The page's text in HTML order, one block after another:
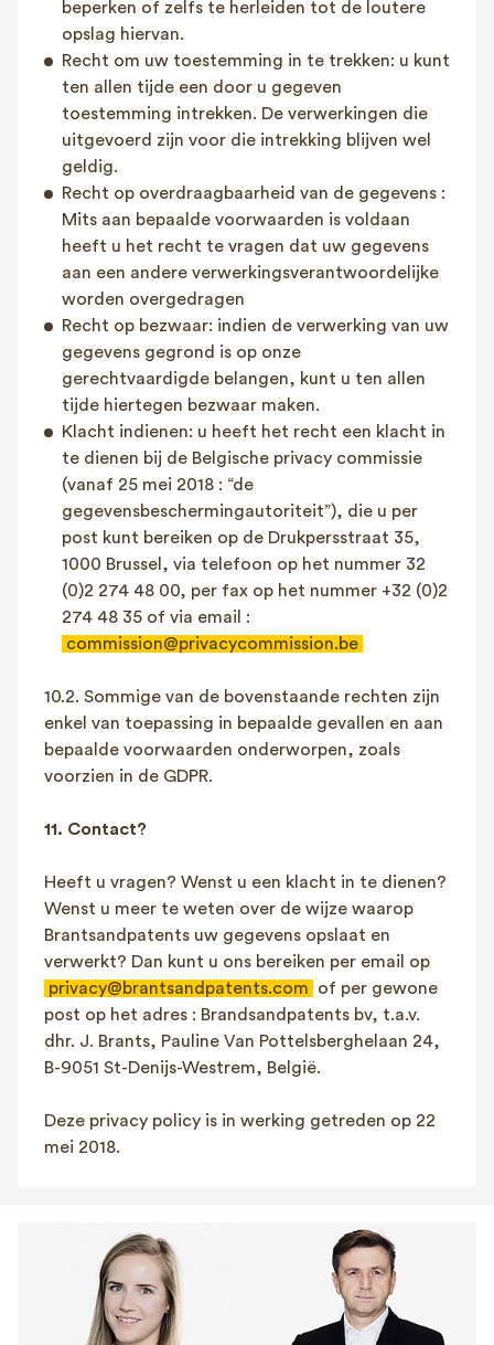
beperken of zelfs te herleiden tot de loutere
opslag hiervan.
Recht om uw toestemming in te trekken: u kunt
ten allen tijde een door u gegeven
toestemming intrekken. De verwerkingen die
uitgevoerd zijn voor die intrekking blijven wel
geldig.
Recht op overdraagbaarheid van de gegevens :
Mits aan bepaalde voorwaarden is voldaan
heeft u het recht te vragen dat uw gegevens
aan een andere verwerkingsverantwoordelijke
worden overgedragen
Recht op bezwaar: indien de verwerking van uw
gegevens gegrond is op onze
gerechtvaardigde belangen, kunt u ten allen
tijde hiertegen bezwaar maken.
Klacht indienen: u heeft het recht een klacht in
te dienen bij de Belgische privacy commissie
(vanaf 25 mei 2018 : “de
gegevensbeschermingautoriteit”), die u per
post kunt bereiken op de Drukpersstraat 35,
1000 Brussel, via telefoon op het nummer 32
(0)2 274 48 00, per fax op het nummer +32 (0)2
274 48 35 of via email :
commission@privacycommission.be
10.2. Sommige van de bovenstaande rechten zijn
enkel van toepassing in bepaalde gevallen en aan
bepaalde voorwaarden onderworpen, zoals
voorzien in de GDPR.
11. Contact?
Heeft u vragen? Wenst u een klacht in te dienen?
Wenst u meer te weten over de wijze waarop
Brantsandpatents uw gegevens opslaat en
verwerkt? Dan kunt u ons bereiken per email op
privacy@brantsandpatents.com
of per gewone
post op het adres : Brandsandpatents bv, t.a.v.
dhr. J. Brants, Pauline Van Pottelsberghelaan 24,
B-9051 St-Denijs-Westrem, België.
Deze privacy policy is in werking getreden op 22
mei 2018.